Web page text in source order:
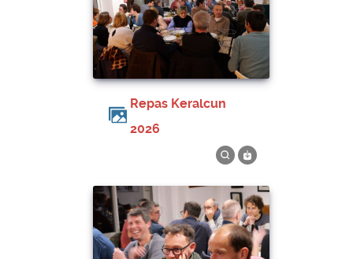
Repas Keralcun
2026